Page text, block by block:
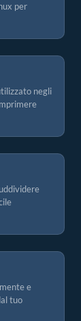
per
negli
e
tuo